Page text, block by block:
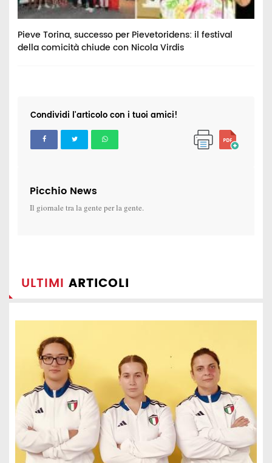
Pieve Torina, successo per Pievetoridens: il festival
della comicità chiude con Nicola Virdis
Condividi l'articolo con i tuoi amici!
Picchio News
Il giornale tra la gente per la gente.
ULTIMI ARTICOLI